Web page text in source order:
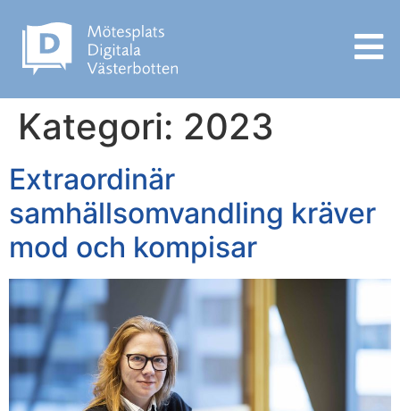
Kategori: 2023
Extraordinär
samhällsomvandling kräver
mod och kompisar